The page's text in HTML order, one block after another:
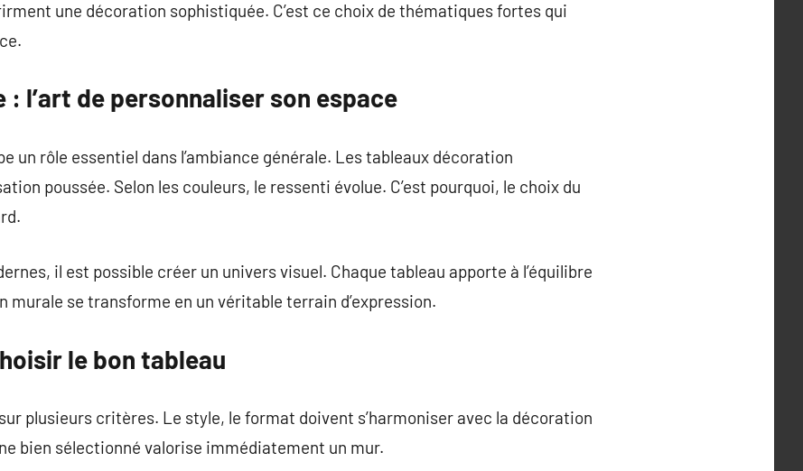
une décoration sophistiquée. C’est ce choix de thématiques fortes qui
l’art de personnaliser son espace
un rôle essentiel dans l’ambiance générale. Les tableaux décoration
poussée. Selon les couleurs, le ressenti évolue. C’est pourquoi, le choix du
il est possible créer un univers visuel. Chaque tableau apporte à l’équilibre
murale se transforme en un véritable terrain d’expression.
le bon tableau
plusieurs critères. Le style, le format doivent s’harmoniser avec la décoration
bien sélectionné valorise immédiatement un mur.